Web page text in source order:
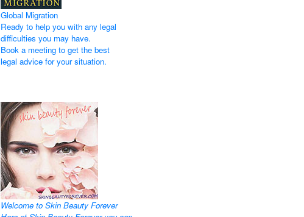
Global Migration
Ready to help you with any legal
difficulties you may have.
Book a meeting to get the best
legal advice for your situation.
Welcome to Skin Beauty Forever